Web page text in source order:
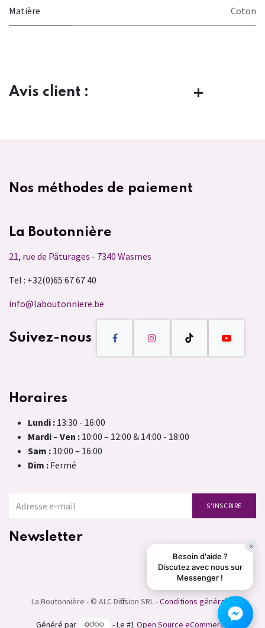
Matière Coton
Avis client :
Nos méthodes de paiement
La Boutonnière
21, rue de Pâturages - 7340 Wasmes
Tel : +32(0)65 67 67 40
info@laboutonniere.be
Suivez-nous
Horaires
Lundi : 13:30 - 16:00
Mardi – Ven : 10:00 – 12:00 & 14:00 - 18:00
Sam : 10:00 – 16:00
Dim : Fermé
S'INSCRIRE
Newsletter
×
Besoin d'aide ?
Discutez avec nous sur
Messenger !
La Boutonnière - © ALC Diffusion SRL -Conditions générales
Généré par - Le #1 Open Source eCommerce